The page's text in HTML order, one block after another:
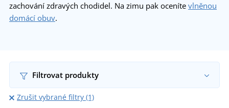
zachování zdravých chodidel. Na zimu pak oceníte vlněnou
domácí obuv.
Filtrovat produkty
Zrušit vybrané filtry (1)